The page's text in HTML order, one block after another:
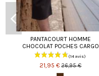
PANTACOURT HOMME
CHOCOLAT POCHES CARGO
21,95 €26,95 €